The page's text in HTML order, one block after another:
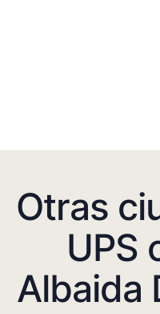
Otras
UPS
Albaida